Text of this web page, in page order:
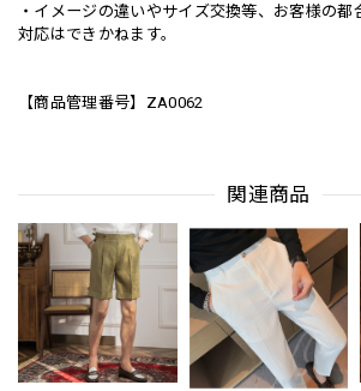
・イメージの違いやサイズ交換等、お客様の都
対応はできかねます。
【商品管理番号】ZA0062
関連商品